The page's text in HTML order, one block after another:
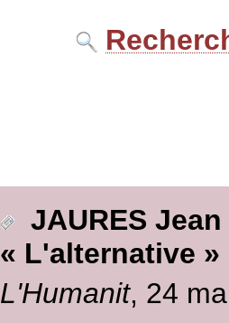
JAURES Jean
« L'alternative »
L'Humanit, 24